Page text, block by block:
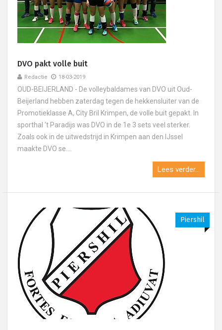
DVO pakt volle buit
Redactie 18-03-2019
OUD-BEIJERLAND - De volleybaldames van DVO uit Oud-
Beijerland hebben zaterdag tegen de hekkensluiter van de
Promotieklasse A, City Bril Krimpen, de volle buit gepakt. In
sporthal ‘t Paradijs was DVO in de 1e 3 sets veel sterker.
Zoals ook in de uitwedstrijd in Krimpen aan den IJssel
maakte DVO se....
Lees verder...
Piershil